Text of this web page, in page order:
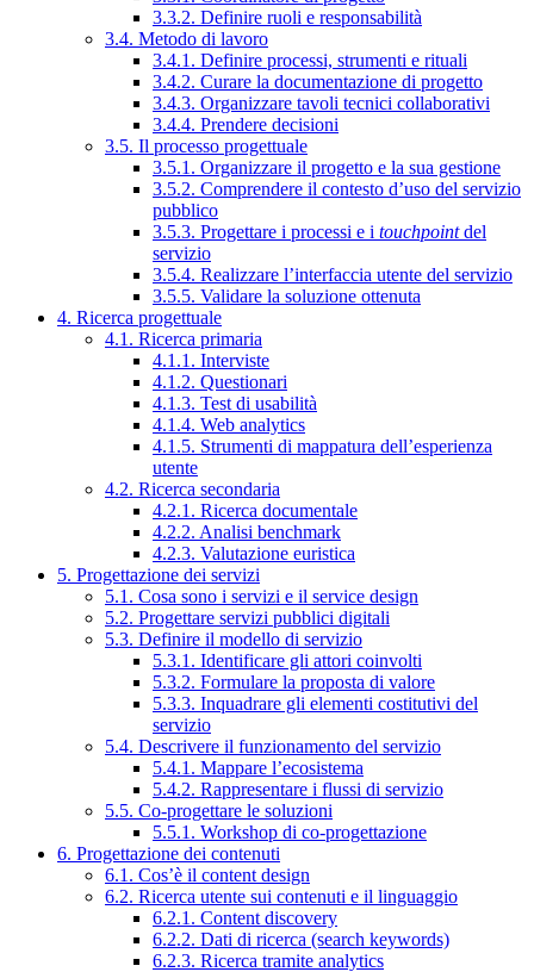
3.3.2. Definire ruoli e responsabilità
3.4. Metodo di lavoro
3.4.1. Definire processi, strumenti e rituali
3.4.2. Curare la documentazione di progetto
3.4.3. Organizzare tavoli tecnici collaborativi
3.4.4. Prendere decisioni
3.5. Il processo progettuale
3.5.1. Organizzare il progetto e la sua gestione
3.5.2. Comprendere il contesto d’uso del servizio
pubblico
3.5.3. Progettare i processi e i touchpointdel
servizio
3.5.4. Realizzare l’interfaccia utente del servizio
3.5.5. Validare la soluzione ottenuta
4. Ricerca progettuale
4.1. Ricerca primaria
4.1.1. Interviste
4.1.2. Questionari
4.1.3. Test di usabilità
4.1.4. Web analytics
4.1.5. Strumenti di mappatura dell’esperienza
utente
4.2. Ricerca secondaria
4.2.1. Ricerca documentale
4.2.2. Analisi benchmark
4.2.3. Valutazione euristica
5. Progettazione dei servizi
5.1. Cosa sono i servizi e il service design
5.2. Progettare servizi pubblici digitali
5.3. Definire il modello di servizio
5.3.1. Identificare gli attori coinvolti
5.3.2. Formulare la proposta di valore
5.3.3. Inquadrare gli elementi costitutivi del
servizio
5.4. Descrivere il funzionamento del servizio
5.4.1. Mappare l’ecosistema
5.4.2. Rappresentare i flussi di servizio
5.5. Co-progettare le soluzioni
5.5.1. Workshop di co-progettazione
6. Progettazione dei contenuti
6.1. Cos’è il content design
6.2. Ricerca utente sui contenuti e il linguaggio
6.2.1. Content discovery
6.2.2. Dati di ricerca (search keywords)
6.2.3. Ricerca tramite analytics